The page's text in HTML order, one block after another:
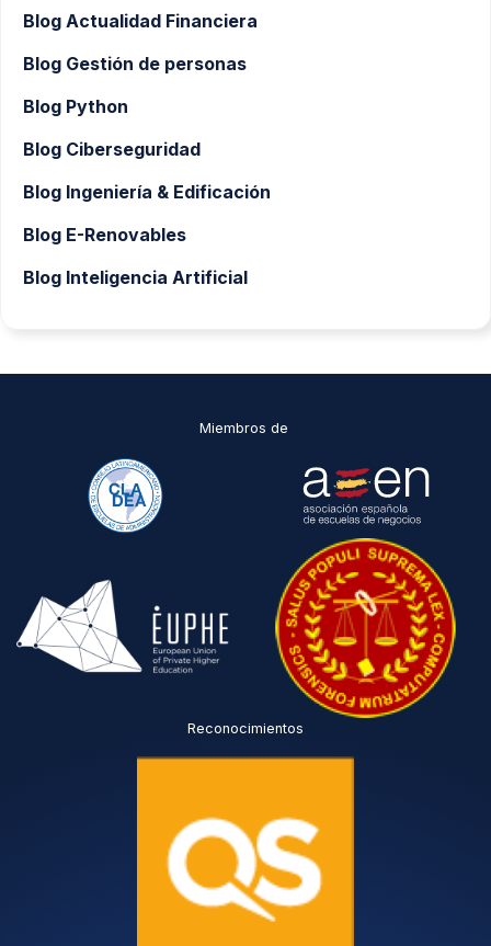
Blog Actualidad Financiera
Blog Gestión de personas
Blog Python
Blog Ciberseguridad
Blog Ingeniería & Edificación
Blog E-Renovables
Blog Inteligencia Artificial
Miembros de
Reconocimientos